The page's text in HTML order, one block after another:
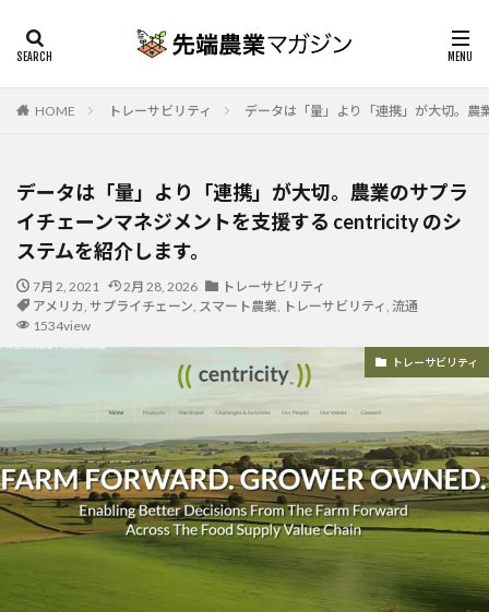
HOME トレーサビリティ データは「量」より「連携」が大切。農
データは「量」より「連携」が大切。農業のサプラ
イチェーンマネジメントを支援する centricity のシ
ステムを紹介します。
7月 2, 2021 2月 28, 2026
トレーサビリティ
アメリカ, サプライチェーン, スマート農業, トレーサビリティ, 流通
1534view
トレーサビリティ